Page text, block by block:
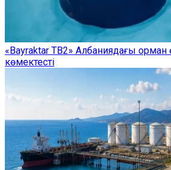
«Bayraktar TB2» Албаниядағы орман
көмектесті